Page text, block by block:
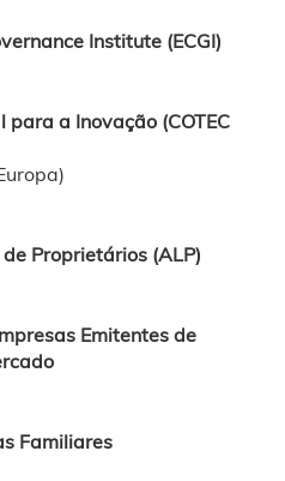
Institute (ECGI)
a Inovação (COTEC
Proprietários (ALP)
Emitentes de
Familiares